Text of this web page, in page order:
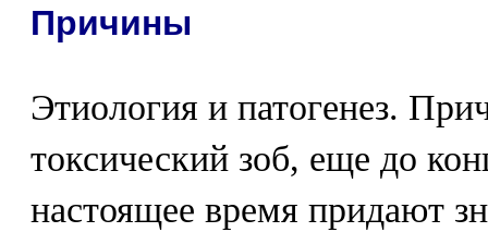
Причины
Этиология и патогенез.
токсический зоб, еще до
настоящее время придают